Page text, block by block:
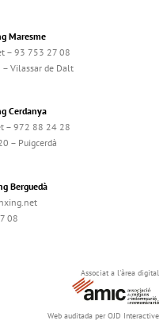
Maresme
– 93 753 27 08
Vilassar de Dalt
Cerdanya
– 972 88 24 28
– Puigcerdà
Berguedà
08
Associat a l'àrea digital
Web auditada per OJD Interactive